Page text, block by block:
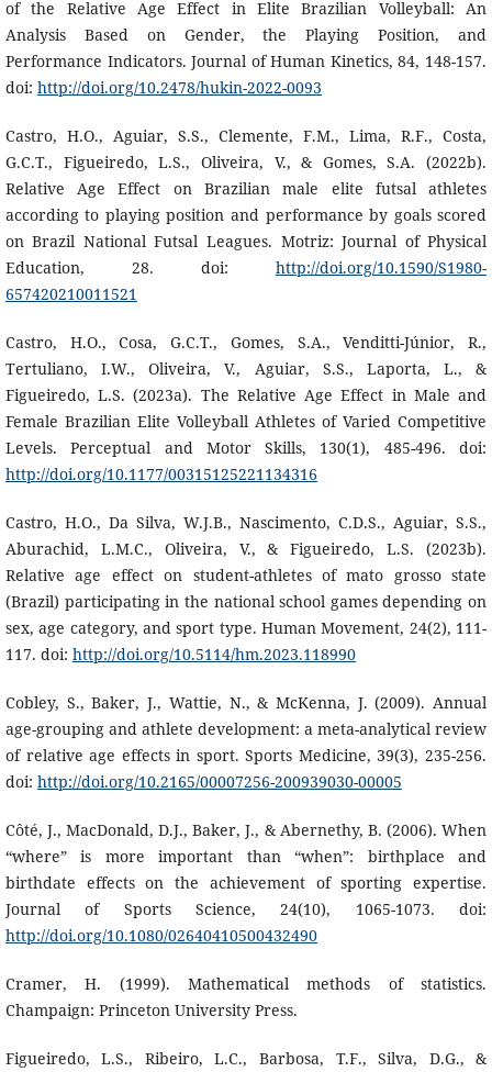
of the Relative Age Effect in Elite Brazilian Volleyball: An
Analysis Based on Gender, the Playing Position, and
Performance Indicators. Journal of Human Kinetics, 84, 148-157.
doi: http://doi.org/10.2478/hukin-2022-0093
Castro, H.O., Aguiar, S.S., Clemente, F.M., Lima, R.F., Costa,
G.C.T., Figueiredo, L.S., Oliveira, V., & Gomes, S.A. (2022b).
Relative Age Effect on Brazilian male elite futsal athletes
according to playing position and performance by goals scored
on Brazil National Futsal Leagues. Motriz: Journal of Physical
Education, 28. doi:http://doi.org/10.1590/S1980-
657420210011521
Castro, H.O., Cosa, G.C.T., Gomes, S.A., Venditti-Júnior, R.,
Tertuliano, I.W., Oliveira, V., Aguiar, S.S., Laporta, L., &
Figueiredo, L.S. (2023a). The Relative Age Effect in Male and
Female Brazilian Elite Volleyball Athletes of Varied Competitive
Levels. Perceptual and Motor Skills, 130(1), 485-496. doi:
http://doi.org/10.1177/00315125221134316
Castro, H.O., Da Silva, W.J.B., Nascimento, C.D.S., Aguiar, S.S.,
Aburachid, L.M.C., Oliveira, V., & Figueiredo, L.S. (2023b).
Relative age effect on student-athletes of mato grosso state
(Brazil) participating in the national school games depending on
sex, age category, and sport type. Human Movement, 24(2), 111-
117. doi: http://doi.org/10.5114/hm.2023.118990
Cobley, S., Baker, J., Wattie, N., & McKenna, J. (2009). Annual
age-grouping and athlete development: a meta-analytical review
of relative age effects in sport. Sports Medicine, 39(3), 235-256.
doi: http://doi.org/10.2165/00007256-200939030-00005
Côté, J., MacDonald, D.J., Baker, J., & Abernethy, B. (2006). When
“where” is more important than “when”: birthplace and
birthdate effects on the achievement of sporting expertise.
Journal of Sports Science, 24(10), 1065-1073. doi:
http://doi.org/10.1080/02640410500432490
Cramer, H. (1999). Mathematical methods of statistics.
Champaign: Princeton University Press.
Figueiredo, L.S., Ribeiro, L.C., Barbosa, T.F., Silva, D.G., &